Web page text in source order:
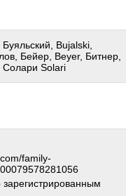
Bujalski,
Бейер, Beyer, Битнер,
Солари Solari
family-
зарегистрированным